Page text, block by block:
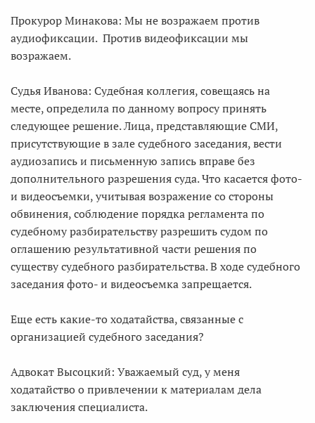
Прокурор Минакова: Мы не возражаем против
аудиофиксации. Против видеофиксации мы
возражаем.
Судья Иванова: Судебная коллегия, совещаясь на
месте, определила по данному вопросу принять
следующее решение. Лица, представляющие СМИ,
присутствующие в зале судебного заседания, вести
аудиозапись и письменную запись вправе без
дополнительного разрешения суда. Что касается фото-
и видеосъемки, учитывая возражение со стороны
обвинения, соблюдение порядка регламента по
судебному разбирательству разрешить судом по
оглашению результативной части решения по
существу судебного разбирательства. В ходе судебного
заседания фото- и видеосъемка запрещается.
Еще есть какие-то ходатайства, связанные с
организацией судебного заседания?
Адвокат Высоцкий: Уважаемый суд, у меня
ходатайство о привлечении к материалам дела
заключения специалиста.